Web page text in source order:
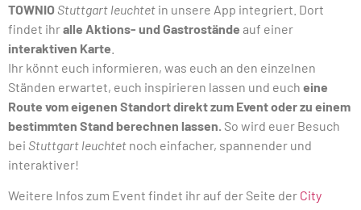
TOWNIO Stuttgart leuchtet in unsere App integriert. Dort
findet ihralle Aktions- und Gastrostände auf einer
interaktiven Karte
Ihr könnt euch informieren, was euch an den einzelnen
Ständen erwartet, euch inspirieren lassen und euch eine
Route vom eigenen Standort direkt zum Event oder zu einem
bestimmten Stand berechnen lassen. So wird euer Besuch
bei Stuttgart leuchtet noch einfacher, spannender und
interaktiver!
Weitere Infos zum Event findet ihr auf der Seite der City